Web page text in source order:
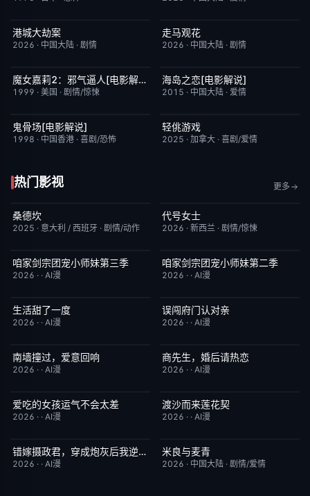
今日更新
港城大劫案
2026 · 中国大陆 · 剧情
今日更新
走马观花
2026 · 中国大陆 · 剧情
已完结 5.7魔女嘉莉2：邪气逼人[电影解说]
1999 · 美国 · 剧情/惊悚
已完结
海岛之恋[电影解说]
2015 · 中国大陆 · 爱情
已完结
鬼骨场[电影解说]
1998 · 中国香港 · 喜剧/恐怖
昨日更新
轻佻游戏
2025 · 加拿大 · 喜剧/爱情
热门影视 更多
完结
桑德坎
2025 · 意大利 / 西班牙 · 剧情/动作
完结
代号女士
2026 · 新西兰 · 剧情/惊悚
已完结 6.0
咱家剑宗团宠小师妹第三季
2026 · · AI漫
已完结 6.0
咱家剑宗团宠小师妹第二季
2026 · · AI漫
完结
生活甜了一度
2026 · · AI漫
完结
误闯府门认对亲
2026 · · AI漫
完结
南墙撞过，爱意回响
2026 · · AI漫
完结
商先生，婚后请热恋
2026 · · AI漫
完结
爱吃的女孩运气不会太差
2026 · · AI漫
完结
渡沙而来莲花契
2026 · · AI漫
完结 2.0错嫁摄政君，穿成炮灰后我逆天改命
2026 · · AI漫
更新至第15集
米良与麦青
2026 · 中国大陆 · 剧情/爱情